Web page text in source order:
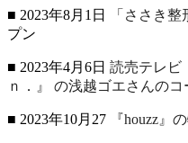
■ 2023年8月1日 「ささき
プン
■ 2023年4月6日 読売テレビ
ｎ．』 の浅越ゴエさんのコ
■ 2023年10月27 『houzz』